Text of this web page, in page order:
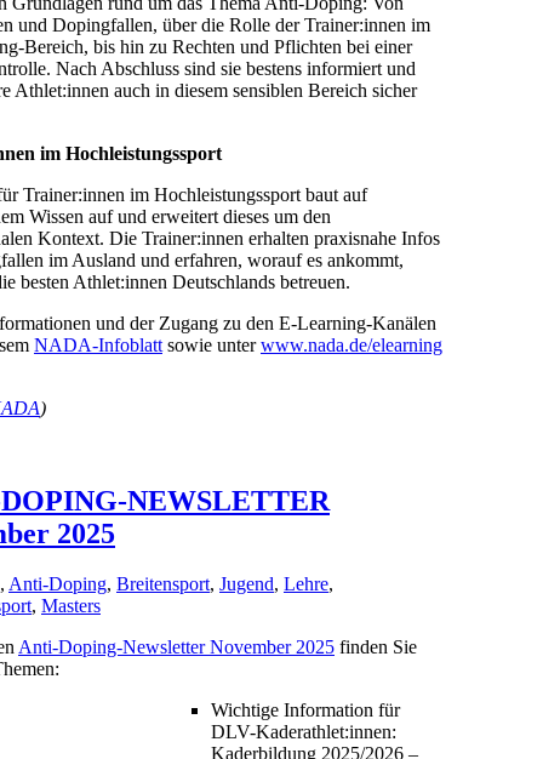
und Dopingfallen, über die Rolle der Trainer:innen im
Bereich, bis hin zu Rechten und Pflichten bei einer
Nach Abschluss sind sie bestens informiert und
Athlet:innen auch in diesem sensiblen Bereich sicher
im Hochleistungssport
Trainer:innen im Hochleistungssport baut auf
Wissen auf und erweitert dieses um den
Kontext. Die Trainer:innen erhalten praxisnahe Infos
im Ausland und erfahren, worauf es ankommt,
besten Athlet:innen Deutschlands betreuen.
und der Zugang zu den E-Learning-Kanälen
NADA-Infoblatt sowie unterwww.nada.de/elearning
)
NEWSLETTER
2025
, Anti-Doping, Breitensport, Jugend, Lehre,
, Masters
Anti-Doping-Newsletter November 2025 finden Sie
Wichtige Information für
DLV-Kaderathlet:innen:
Kaderbildung 2025/2026 –